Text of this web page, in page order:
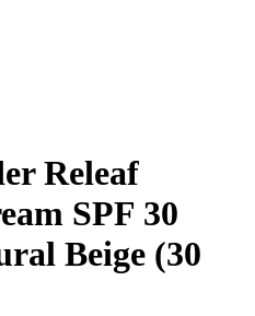
Releaf
SPF 30
Beige (30